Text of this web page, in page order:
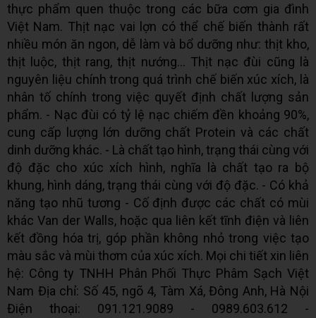
thực phẩm quen thuộc trong các bữa cơm gia đình
Việt Nam. Thịt nạc vai lợn có thể chế biến thành rất
nhiều món ăn ngon, dễ làm và bổ dưỡng như: thịt kho,
thịt luộc, thịt rang, thịt nướng... Thịt nạc đùi cũng là
nguyên liệu chính trong quá trình chế biến xúc xích, là
nhân tố chính trong việc quyết định chất lượng sản
phẩm. - Nạc đùi có tỷ lệ nạc chiếm đền khoảng 90%,
cung cấp lượng lớn dưỡng chất Protein và các chất
dinh dưỡng khác. - Là chất tạo hình, trạng thái cùng với
độ đặc cho xúc xích hình, nghĩa là chất tạo ra bộ
khung, hình dáng, trạng thái cùng với độ đặc. - Có khả
năng tạo nhũ tương - Cố định được các chất có mùi
khác Van der Walls, hoặc qua liên kết tĩnh điện và liên
kết đồng hóa trị, góp phần không nhỏ trong việc tạo
màu sắc và mùi thơm của xúc xích. Mọi chi tiết xin liên
hệ: Công ty TNHH Phân Phối Thực Phâm Sạch Việt
Nam Địa chỉ: Số 45, ngõ 4, Tàm Xá, Đông Anh, Hà Nội
Điện thoại: 091.121.9089 - 0989.603.612 -